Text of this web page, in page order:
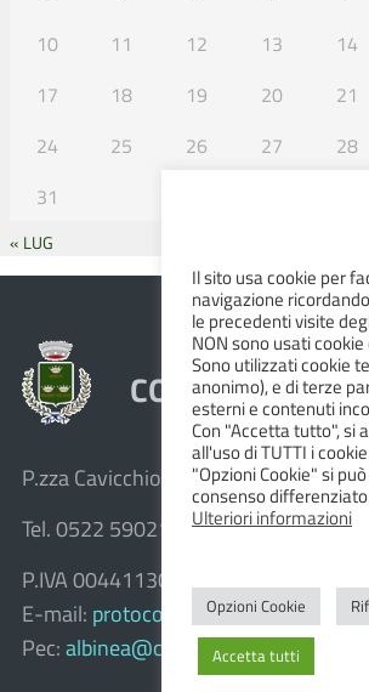
10
11 12 13 14
17
18 19 20 21
24
25 26 27 28
31
« LUG
COMUNE DI
P.zza Cavicchioni, 8 – 42020 Albinea
Tel. 0522 590211 – Fax 0522 590236
P.IVA 00441130358
E-mail:
Pec: albinea@cert.provincia.re.it
Il sito usa cookie per
navigazione
le precedenti visite
NON sono usati
Sono utilizzati cookie
anonimo), e di terze
esterni e contenuti
Con "Accetta tutto", si
all'uso di TUTTI i
"Opzioni Cookie" si
consenso
Ulteriori informazioni
Opzioni Cookie
Accetta tutti